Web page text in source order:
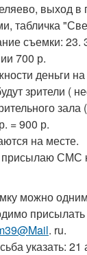
выход в
табличка
съемки: 23.
700 р.
деньги на
зрители (
= 900 р.
на месте.
СМС
можно
. ru.
указать: